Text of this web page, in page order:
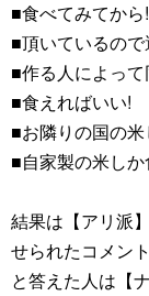
■食べてみてから!
■頂いているので
■作る人によって
■食えればいい!
■お隣りの国の米
■自家製の米しか
結果は【アリ派
せられたコメン
と答えた人は【